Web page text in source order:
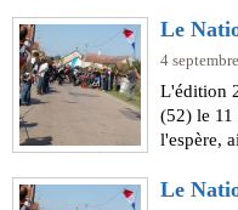
Le
4
L'édition
(52) le 11
l'espère,
Le